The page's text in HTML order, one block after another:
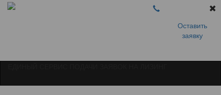
Оставить
заявку